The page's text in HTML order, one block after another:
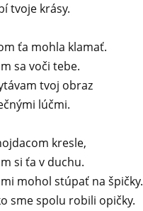
tvoje krásy.
ťa mohla klamať.
sa voči tebe.
tvoj obraz
lúčmi.
kresle,
si ťa v duchu.
mohol stúpať na špičky.
sme spolu robili opičky.